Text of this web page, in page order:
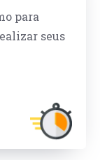
para
seus